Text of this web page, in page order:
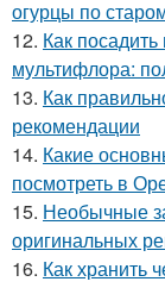
огурцы по
12. Как
мультифлора:
13. Как
рекомендации
14. Какие
посмотреть в
15. Необычные
оригинальных
16. Как хранить